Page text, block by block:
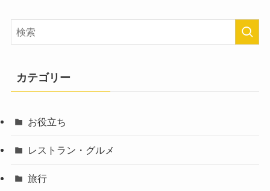
カテゴリー
お役立ち
レストラン・グルメ
旅行